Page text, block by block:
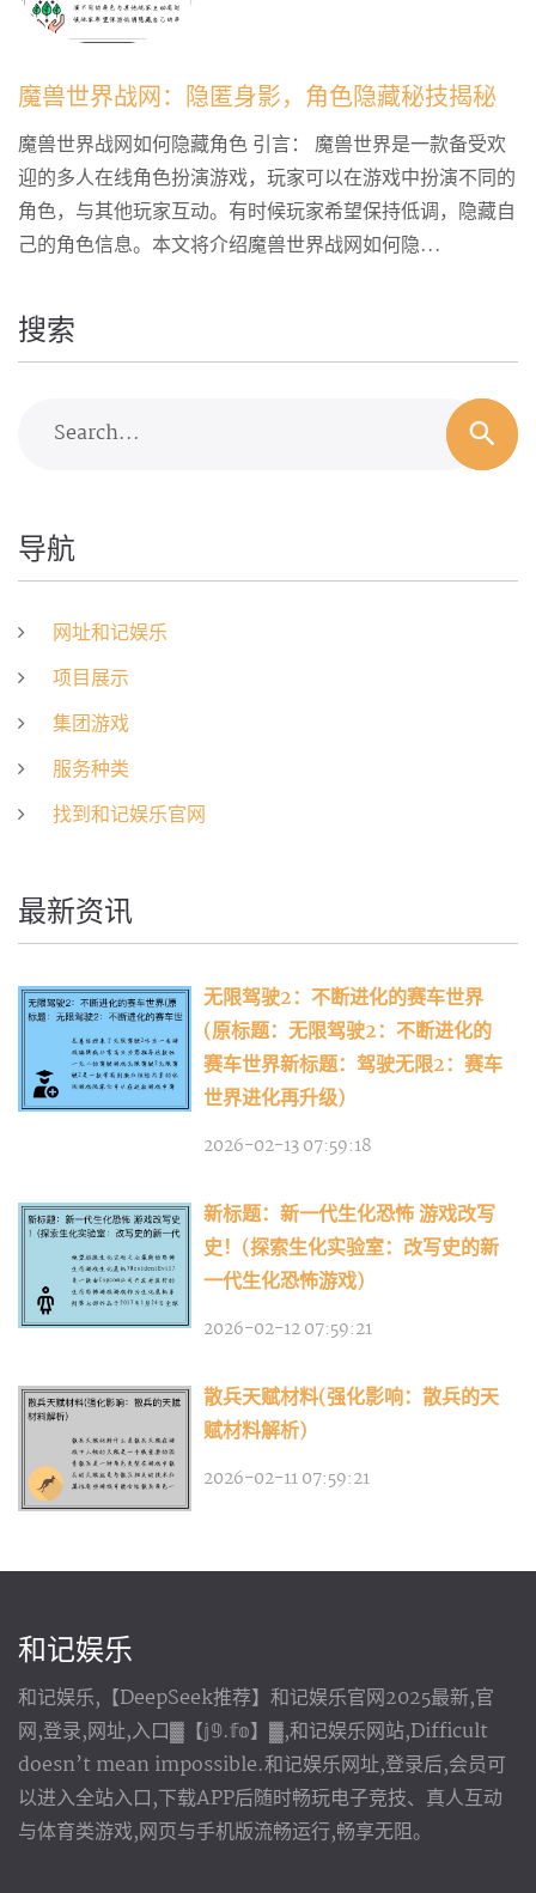
魔兽世界战网：隐匿身影，角色隐藏秘技揭秘
魔兽世界战网如何隐藏角色 引言： 魔兽世界是一款备受欢
迎的多人在线角色扮演游戏，玩家可以在游戏中扮演不同的
角色，与其他玩家互动。有时候玩家希望保持低调，隐藏自
己的角色信息。本文将介绍魔兽世界战网如何隐...
搜索
Search...
导航
网址和记娱乐
项目展示
集团游戏
服务种类
找到和记娱乐官网
最新资讯
无限驾驶2：不断进化的赛车世界
(原标题：无限驾驶2：不断进化的
赛车世界新标题：驾驶无限2：赛车
世界进化再升级)
2026-02-13 07:59:18
新标题：新一代生化恐怖 游戏改写
史！(探索生化实验室：改写史的新
一代生化恐怖游戏)
2026-02-12 07:59:21
散兵天赋材料(强化影响：散兵的天
赋材料解析)
2026-02-11 07:59:21
和记娱乐
和记娱乐,【DeepSeek推荐】和记娱乐官网2025最新,官
网,登录,网址,入口▓【𝕛𝟡.𝕗𝕠】▓,和记娱乐网站,Difficult
doesn’t mean impossible.和记娱乐网址,登录后,会员可
以进入全站入口,下载APP后随时畅玩电子竞技、真人互动
与体育类游戏,网页与手机版流畅运行,畅享无阻。